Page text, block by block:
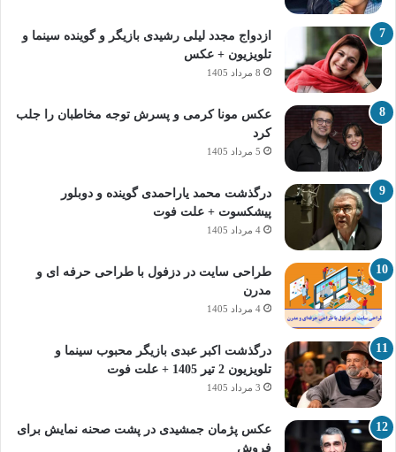
ازدواج مجدد لیلی رشیدی بازیگر و گوینده سینما و
تلویزیون + عکس
8 مرداد 1405
عکس مونا کرمی و پسرش توجه مخاطبان را جلب
کرد
5 مرداد 1405
درگذشت محمد یاراحمدی گوینده و دوبلور
پیشکسوت + علت فوت
4 مرداد 1405
طراحی سایت در دزفول با طراحی حرفه‌ ای و
مدرن
4 مرداد 1405
درگذشت اکبر عبدی بازیگر محبوب سینما و
تلویزیون 2 تیر 1405 + علت فوت
3 مرداد 1405
عکس پژمان جمشیدی در پشت صحنه نمایش برای
فروش